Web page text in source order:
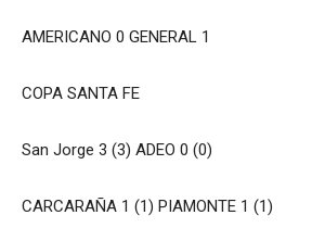
AMERICANO 0 GENERAL 1
COPA SANTA FE
San Jorge 3 (3) ADEO 0 (0)
CARCARAÑA 1 (1) PIAMONTE 1 (1)